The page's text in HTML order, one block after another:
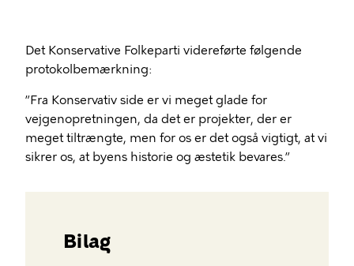
Det Konservative Folkeparti videreførte følgende
protokolbemærkning:
”Fra Konservativ side er vi meget glade for
vejgenopretningen, da det er projekter, der er
meget tiltrængte, men for os er det også vigtigt, at vi
sikrer os, at byens historie og æstetik bevares.”
Bilag